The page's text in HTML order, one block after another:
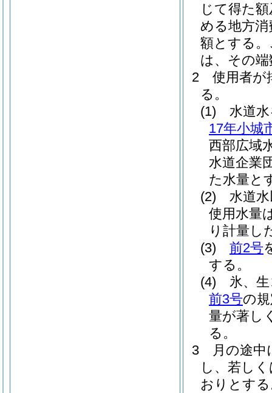
じて得た
める地方
額とする。
は、その
2
使用者が
る。
(1)
水道
17年小城
西部広域
水道企業
た水量と
(2)
水道
使用水量
り計量し
(3)
前2号
する。
(4)
氷、
前3号の
量が著し
る。
3
月の途
し、若し
おりとす